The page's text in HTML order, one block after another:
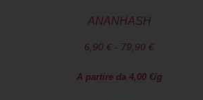
ANANHASH
6,90 € - 79,90 €
A partire da 4,00 €/g